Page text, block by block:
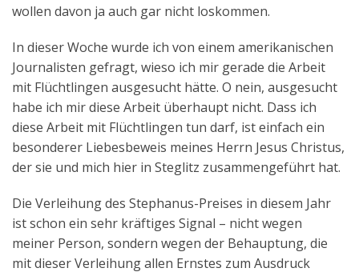
wollen davon ja auch gar nicht loskommen.
In dieser Woche wurde ich von einem amerikanischen
Journalisten gefragt, wieso ich mir gerade die Arbeit
mit Flüchtlingen ausgesucht hätte. O nein, ausgesucht
habe ich mir diese Arbeit überhaupt nicht. Dass ich
diese Arbeit mit Flüchtlingen tun darf, ist einfach ein
besonderer Liebesbeweis meines Herrn Jesus Christus,
der sie und mich hier in Steglitz zusammengeführt hat.
Die Verleihung des Stephanus-Preises in diesem Jahr
ist schon ein sehr kräftiges Signal – nicht wegen
meiner Person, sondern wegen der Behauptung, die
mit dieser Verleihung allen Ernstes zum Ausdruck